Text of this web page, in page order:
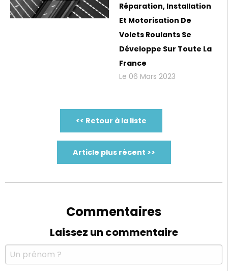
Réparation, Installation
Et Motorisation De
Volets Roulants Se
Développe Sur Toute La
France
Le 06 Mars 2023
<< Retour à la liste
Article plus récent >>
Commentaires
Laissez un commentaire